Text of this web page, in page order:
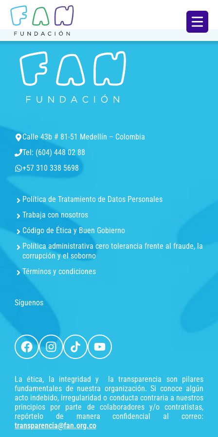
Calle 43b # 81-51 Medellín – Colombia
Tel: (604) 448 02 88
+57 310 338 5698
Política de Tratamiento de Datos Personales
Trabaja con nosotros
Código de Ética y Buen Gobierno
Política administrativa cero tolerancia frente al fraude, la
corrupción y el soborno
Términos y condiciones
Síguenos
La ética, la integridad y la transparencia son pilares
fundamentales de nuestra organización. Si conoce algún
acto indebido, irregularidad o conducta contraria a nuestros
principios por parte de colaboradores y/o contratistas,
repórtelo de manera confidencial al correo:
transparencia@fan.org.co